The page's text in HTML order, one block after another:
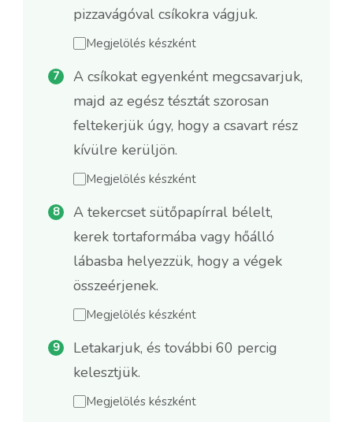
pizzavágóval csíkokra vágjuk.
Megjelölés készként
A csíkokat egyenként megcsavarjuk,
majd az egész tésztát szorosan
feltekerjük úgy, hogy a csavart rész
kívülre kerüljön.
Megjelölés készként
A tekercset sütőpapírral bélelt,
kerek tortaformába vagy hőálló
lábasba helyezzük, hogy a végek
összeérjenek.
Megjelölés készként
Letakarjuk, és további 60 percig
kelesztjük.
Megjelölés készként